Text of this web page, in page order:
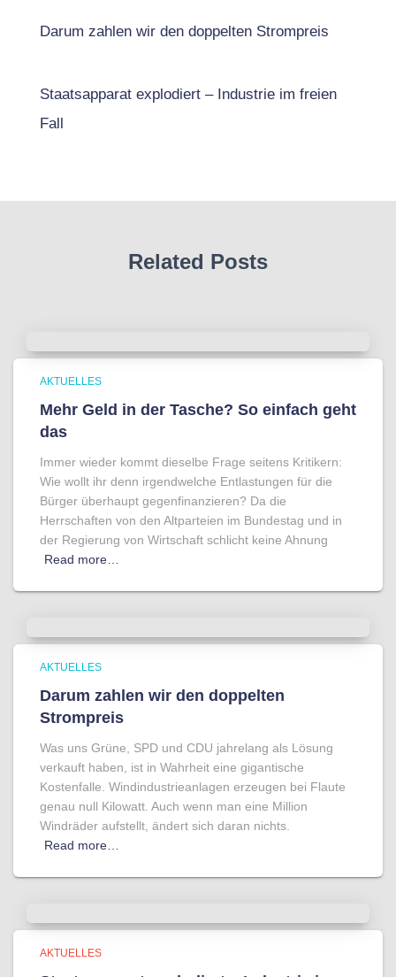
Darum zahlen wir den doppelten Strompreis
Staatsapparat explodiert – Industrie im freien
Fall
Related Posts
AKTUELLES
Mehr Geld in der Tasche? So einfach geht
das
Immer wieder kommt dieselbe Frage seitens Kritikern:
Wie wollt ihr denn irgendwelche Entlastungen für die
Bürger überhaupt gegenfinanzieren? Da die
Herrschaften von den Altparteien im Bundestag und in
der Regierung von Wirtschaft schlicht keine Ahnung
Read more…
AKTUELLES
Darum zahlen wir den doppelten
Strompreis
Was uns Grüne, SPD und CDU jahrelang als Lösung
verkauft haben, ist in Wahrheit eine gigantische
Kostenfalle. Windindustrieanlagen erzeugen bei Flaute
genau null Kilowatt. Auch wenn man eine Million
Windräder aufstellt, ändert sich daran nichts.
Read more…
AKTUELLES